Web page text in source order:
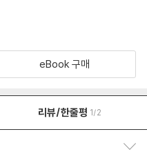
eBook 구매
리뷰/한줄평 1/2